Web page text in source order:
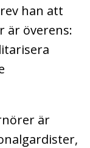
han att
är överens:
är